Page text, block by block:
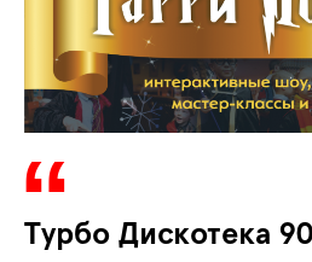
Турбо Дискотека